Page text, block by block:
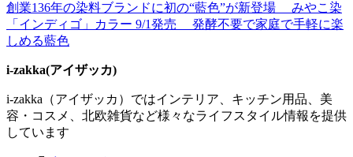
創業136年の染料ブランドに初の“藍色”が新登場 みやこ染
「インディゴ」カラー 9/1発売 発酵不要で家庭で手軽に楽
しめる藍色
i-zakka(アイザッカ)
i-zakka（アイザッカ）ではインテリア、キッチン用品、美
容・コスメ、北欧雑貨など様々なライフスタイル情報を提供
しています